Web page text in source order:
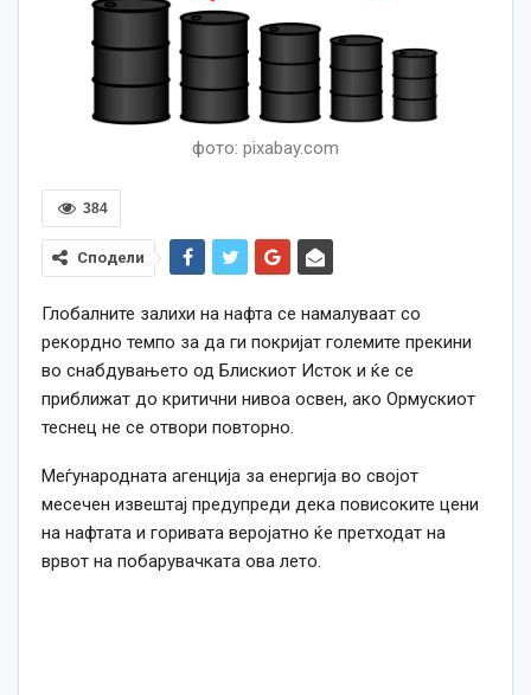
фото: pixabay.com
384
Сподели
Глобалните залихи на нафта се намалуваат со
рекордно темпо за да ги покријат големите прекини
во снабдувањето од Блискиот Исток и ќе се
приближат до критични нивоа освен, ако Ормускиот
теснец не се отвори повторно.
Меѓународната агенција за енергија во својот
месечен извештај предупреди дека повисоките цени
на нафтата и горивата веројатно ќе претходат на
врвот на побарувачката ова лето.